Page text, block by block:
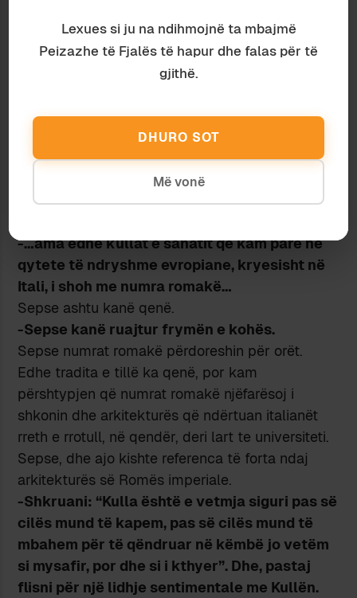
arkitekture numrat romakë i shkojnë më
shumë. Është ajo që shihet te kopertina e
që mund të jetë dhe i shtuar, mund të jetë
artificial. Ndonjëherë e sheh sot në orën e dorës,
disa kanë numra romakë sepse duket sikur
është një vjetërsi stilistike, për një shkelje syri,
sepse askush nuk kërkon të falsifikojë dhe ta
-…ama edhe kullat e sahatit që kam parë në
qytete të ndryshme evropiane, kryesisht në
Itali, i shoh me numra romakë…
Sepse ashtu kanë qenë.
-Sepse kanë ruajtur frymën e kohës.
Sepse numrat romakë përdoreshin për orët.
Edhe tradita e tillë ka qenë, por kam
përshtypjen që numrat romakë njëfarësoj i
shkonin dhe arkitekturës që ndërtuan italianët
rreth e rrotull, në qendër, deri lart te universiteti.
Sepse, dhe ajo kishte referenca të forta ndaj
arkitekturës së Romës imperiale.
-Shkruani: “Kulla është e vetmja siguri pas së
cilës mund të kapem, pas së cilës mund të
mbahem për të qëndruar në këmbë jo vetëm
si mysafir, por dhe si i kthyer”. Dhe, pastaj
flisni për një lidhje sentimentale me Kullën.
Lexues si ju na ndihmojnë ta mbajmë
Peizazhe të Fjalës të hapur dhe falas për të
gjithë.
DHURO SOT
Më vonë